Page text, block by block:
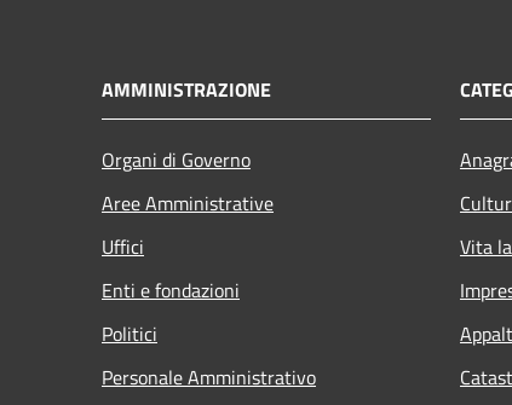
AMMINISTRAZIONE
Organi di Governo
Aree Amministrative
Uffici
Enti e fondazioni
Politici
Personale Amministrativo
Vita